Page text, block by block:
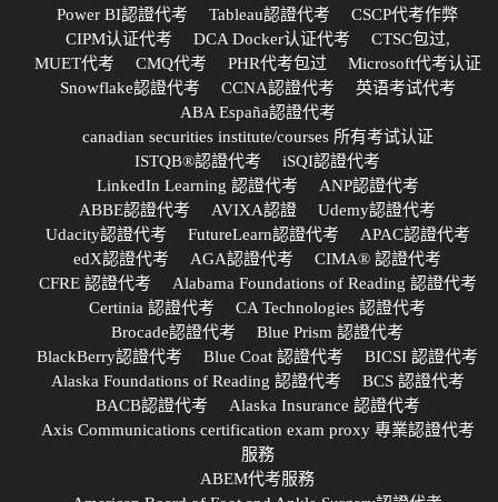
Power BI認證代考
Tableau認證代考
CSCP代考作弊
CIPM认证代考
DCA Docker认证代考
CTSC包过,
MUET代考
CMQ代考 PHR代考包过
Microsoft代考认证
Snowflake認證代考
CCNA認證代考
英语考试代考
ABA España認證代考
canadian securities institute/courses 所有考试认证
ISTQB®認證代考
iSQI認證代考
LinkedIn Learning 認證代考
ANP認證代考
ABBE認證代考
AVIXA認證
Udemy認證代考
Udacity認證代考
FutureLearn認證代考
APAC認證代考
edX認證代考
AGA認證代考
CIMA® 認證代考
CFRE 認證代考
Alabama Foundations of Reading 認證代考
Certinia 認證代考
CA Technologies 認證代考
Brocade認證代考
Blue Prism 認證代考
BlackBerry認證代考
Blue Coat 認證代考
BICSI 認證代考
Alaska Foundations of Reading 認證代考
BCS 認證代考
BACB認證代考
Alaska Insurance 認證代考
Axis Communications certification exam proxy 專業認證代考
服務
ABEM代考服務